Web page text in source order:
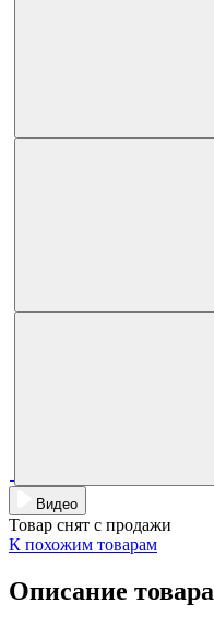
Видео
Товар снят с продажи
К похожим товарам
Описание товара